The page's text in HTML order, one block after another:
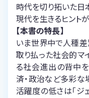
時代を切り拓いた
現代を生きるヒント
【本書の特長】
いま世界中で人種
取り払った社会的マ
る社会進出の背中
済・政治など多彩
活躍度の低さは「ジ